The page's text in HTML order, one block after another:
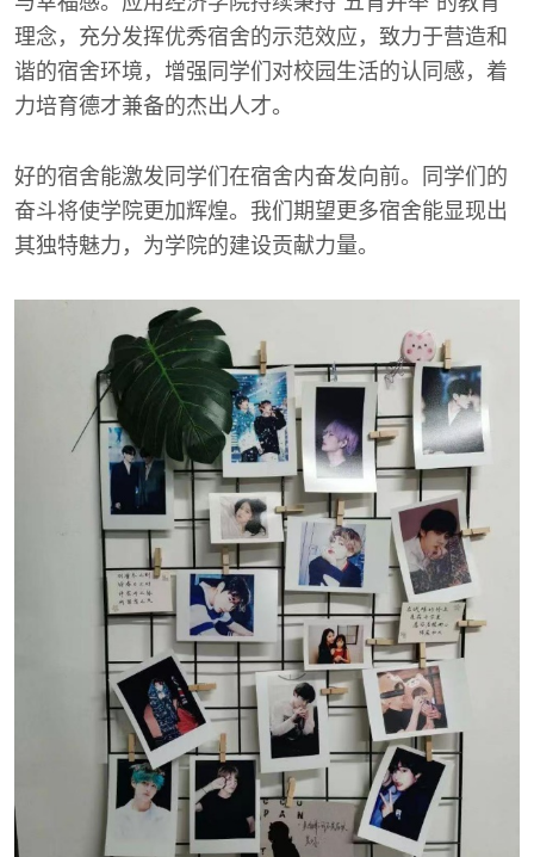
理念，充分发挥优秀宿舍的示范效应，致力于营造和
谐的宿舍环境，增强同学们对校园生活的认同感，着
力培育德才兼备的杰出人才。
好的宿舍能激发同学们在宿舍内奋发向前。同学们的
奋斗将使学院更加辉煌。我们期望更多宿舍能显现出
其独特魅力，为学院的建设贡献力量。